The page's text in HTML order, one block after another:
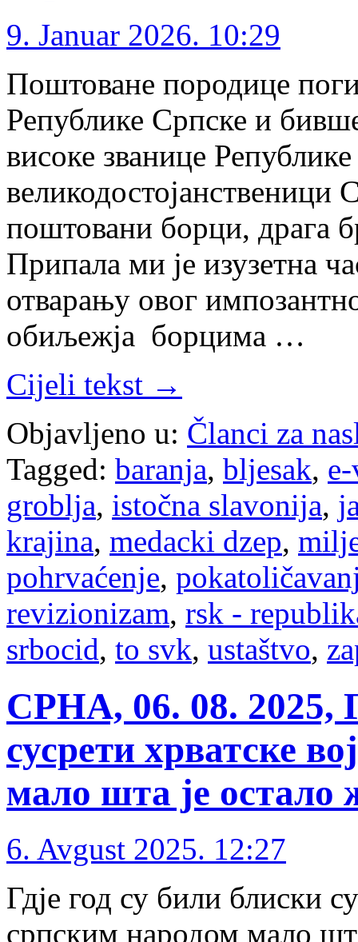
9. Januar 2026. 10:29
Поштоване породице
Републике Српске и
високе званице
великодостојанственици
поштовани борци, драга
Припала ми је изузетна
отварању овог
обиљежја борцима …
Cijeli tekst →
Objavljeno u: Članci za
Tagged: baranja, bljesak,
groblja, istočna slavonija,
krajina, medacki dzep,
pohrvaćenje,
revizionizam, rsk -
srbocid, to svk, ustaštvo,
СРНА, 06. 08. 2025,
сусрети хрватске
мало шта је остало
6. Avgust 2025. 12:27
Гдје год су били блиски
српским народом мало